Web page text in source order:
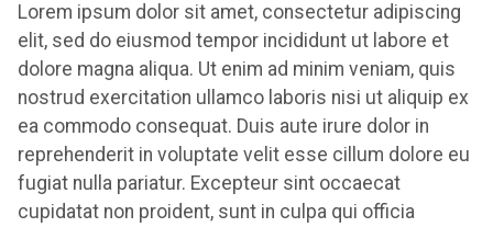
Lorem ipsum dolor sit amet, consectetur adipiscing
elit, sed do eiusmod tempor incididunt ut labore et
dolore magna aliqua. Ut enim ad minim veniam, quis
nostrud exercitation ullamco laboris nisi ut aliquip ex
ea commodo consequat. Duis aute irure dolor in
reprehenderit in voluptate velit esse cillum dolore eu
fugiat nulla pariatur. Excepteur sint occaecat
cupidatat non proident, sunt in culpa qui officia